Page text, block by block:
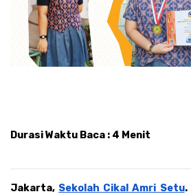
Durasi Waktu Baca : 4 Menit
Jakarta, Sekolah Cikal Amri Setu.